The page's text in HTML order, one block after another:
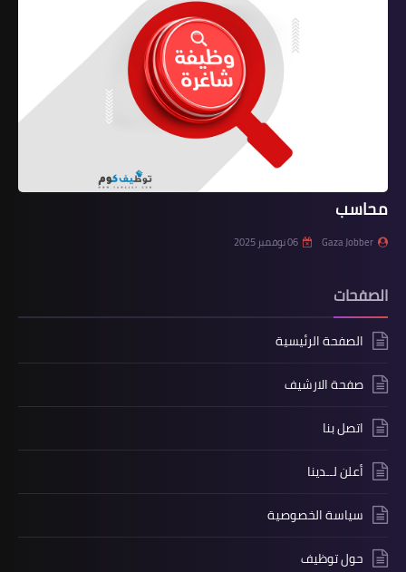
محاسب
Gaza Jobber 06 نوفمبر 2025
الصفحات
الصفحة الرئيسية
صفحة الارشيف
اتصل بنا
أعلن لــدينا
سياسة الخصوصية
حول توظيف